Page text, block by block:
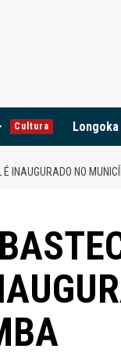
Cultura
INAUGURADO NO